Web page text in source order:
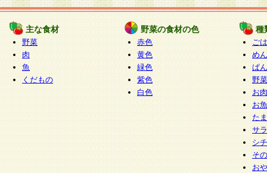
主な食材
野菜
肉
魚
くだもの
野菜の食材の色
赤色
黄色
緑色
紫色
白色
種
ご
めん
ぱん
野
お
お
た
サ
シ
そ
お